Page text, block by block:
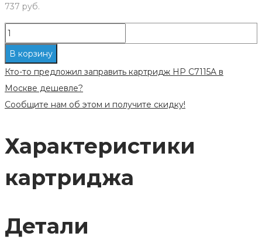
737 руб.
Количество
Картридж
совместимый
черный
В корзину
Кто-то предложил заправить картридж HP C7115A в
Москве дешевле?
Сообщите нам об этом и получите скидку!
Характеристики
картриджа
Детали